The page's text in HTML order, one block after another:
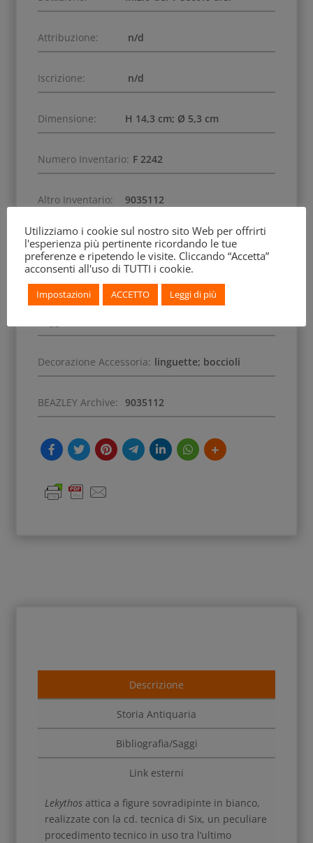
Attribuzione: n/d
Iscrizione: n/d
Dimensione: H 14,3 cm; Ø 5,3 cm
Numero Inventario: F 2242
Altro Inventario: 9035112
Data di Acquisizione: 1834
Scena: Dionisiaca
Decorazione Accessoria: linguette; boccioli
BEAZLEY Archive: 9035112
Descrizione
Storia Antiquaria
Bibliografia/Saggi
Link esterni
Lekythos attica a figure sovradipinte in bianco,
realizzate con la cd. tecnica di Six, un peculiare
procedimento tecnico in uso tra l’ultimo
Utilizziamo i cookie sul nostro sito Web per offrirti
l'esperienza più pertinente ricordando le tue
preferenze e ripetendo le visite. Cliccando “Accetta”
acconsenti all'uso di TUTTI i cookie.
Impostazioni ACCETTO Leggi di più